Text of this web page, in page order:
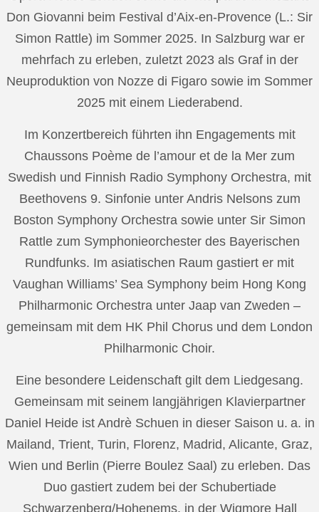
Don Giovanni beim Festival d’Aix-en-Provence (L.: Sir
Simon Rattle) im Sommer 2025. In Salzburg war er
mehrfach zu erleben, zuletzt 2023 als Graf in der
Neuproduktion von Nozze di Figaro sowie im Sommer
2025 mit einem Liederabend.
Im Konzertbereich führten ihn Engagements mit
Chaussons Poème de l’amour et de la Mer zum
Swedish und Finnish Radio Symphony Orchestra, mit
Beethovens 9. Sinfonie unter Andris Nelsons zum
Boston Symphony Orchestra sowie unter Sir Simon
Rattle zum Symphonieorchester des Bayerischen
Rundfunks. Im asiatischen Raum gastiert er mit
Vaughan Williams’ Sea Symphony beim Hong Kong
Philharmonic Orchestra unter Jaap van Zweden –
gemeinsam mit dem HK Phil Chorus und dem London
Philharmonic Choir.
Eine besondere Leidenschaft gilt dem Liedgesang.
Gemeinsam mit seinem langjährigen Klavierpartner
Daniel Heide ist Andrè Schuen in dieser Saison u. a. in
Mailand, Trient, Turin, Florenz, Madrid, Alicante, Graz,
Wien und Berlin (Pierre Boulez Saal) zu erleben. Das
Duo gastiert zudem bei der Schubertiade
Schwarzenberg/Hohenems, in der Wigmore Hall